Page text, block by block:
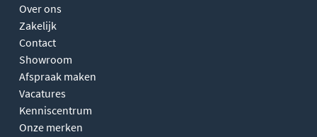
Over ons
Zakelijk
Contact
Showroom
Afspraak maken
Vacatures
Kenniscentrum
Onze merken